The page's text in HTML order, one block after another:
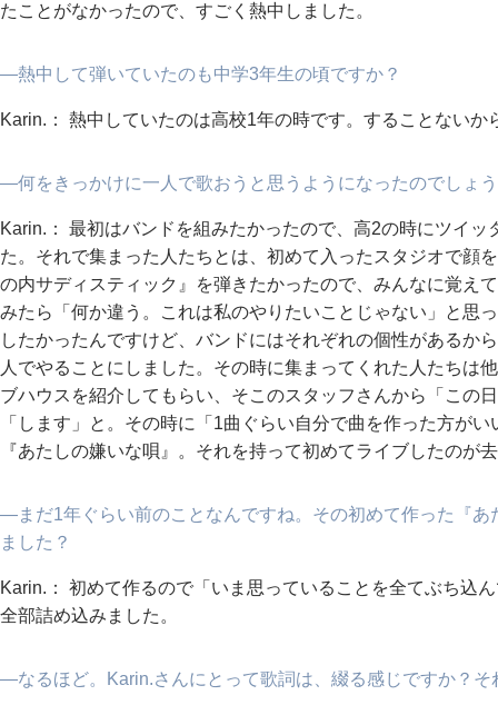
たことがなかったので、すごく熱中しました。
―熱中して弾いていたのも中学3年生の頃ですか？
Karin.： 熱中していたのは高校1年の時です。することないか
―何をきっかけに一人で歌おうと思うようになったのでしょ
Karin.： 最初はバンドを組みたかったので、高2の時にツイ
た。それで集まった人たちとは、初めて入ったスタジオで顔
の内サディスティック』を弾きたかったので、みんなに覚え
みたら「何か違う。これは私のやりたいことじゃない」と思
したかったんですけど、バンドにはそれぞれの個性があるか
人でやることにしました。その時に集まってくれた人たちは
ブハウスを紹介してもらい、そこのスタッフさんから「この
「します」と。その時に「1曲ぐらい自分で曲を作った方が
『あたしの嫌いな唄』。それを持って初めてライブしたのが
―まだ1年ぐらい前のことなんですね。その初めて作った『
ました？
Karin.： 初めて作るので「いま思っていることを全てぶち込
全部詰め込みました。
―なるほど。Karin.さんにとって歌詞は、綴る感じですか？そ